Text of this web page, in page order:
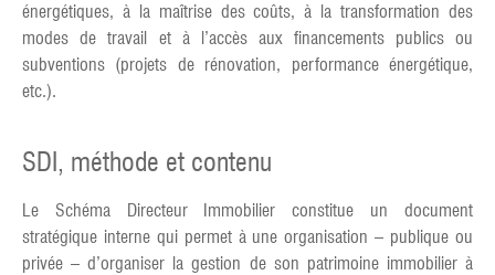
énergétiques, à la maîtrise des coûts, à la transformation des
modes de travail et à l’accès aux financements publics ou
subventions (projets de rénovation, performance énergétique,
etc.).
SDI, méthode et contenu
Le Schéma Directeur Immobilier constitue un document
stratégique interne qui permet à une organisation – publique ou
privée – d’organiser la gestion de son patrimoine immobilier à